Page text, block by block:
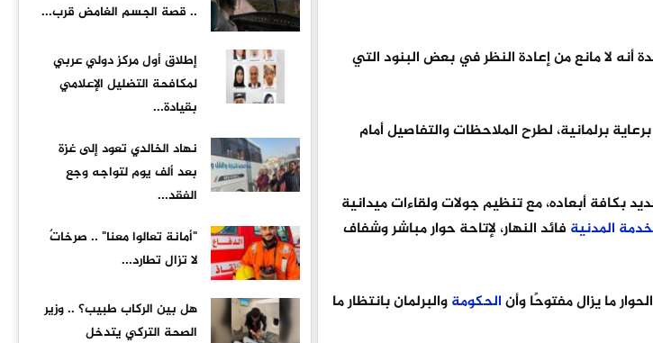
أنه لا مانع من إعادة النظر في بعض البنود التي
برلمانية، لطرح الملاحظات والتفاصيل أمام
بكافة أبعاده، مع تنظيم جولات ولقاءات ميدانية
المدنية فائد النهار، لإتاحة حوار مباشر وشفاف
ما يزال مفتوحًا وأنالحكومةوالبرلمان بانتظار ما
.. قصة الجسم الغامض قرب...
إطلاق أول مركز دولي عربي
لمكافحة التضليل الإعلامي
بقيادة...
نهاد الخالدي تعود إلى غزة
بعد ألف يوم لتواجه وجع
الفقد...
"أمانة تعالوا معنا" .. صرخاتٌ
لا تزال تطارد...
هل بين الركاب طبيب؟ .. وزير
الصحة التركي يتدخل